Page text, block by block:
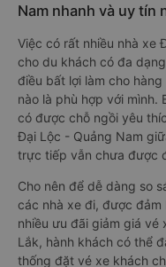
Nam nhanh và uy tín
Việc có rất nhiều nhà xe
cho du khách có đa
điều bất lợi làm cho
nào là phù hợp với mình.
có được chỗ ngồi yêu
Đại Lộc - Quảng Nam
trực tiếp vẫn chưa được
Cho nên để dễ dàng so
các nhà xe đi, được
nhiều ưu đãi giảm giá
Lắk, hành khách có thể
thống đặt vé xe khách